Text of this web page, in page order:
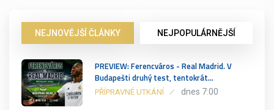
NEJNOVĚJŠÍ ČLÁNKY NEJPOPULÁRNĚJŠÍ
PREVIEW: Ferencváros - Real Madrid. V
Budapešti druhý test, tentokrát…
PŘÍPRAVNÉ UTKÁNÍ dnes 7:00